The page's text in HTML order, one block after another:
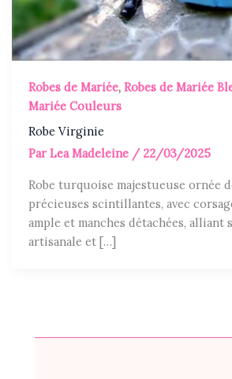
Robes de Mariée,Robes de Mariée
Mariée Couleurs
Robe Virginie
ParLea Madeleine / 22/03/2025
Robe turquoise majestueuse ornée
précieuses scintillantes, avec
ample et manches détachées, alliant
artisanale et […]